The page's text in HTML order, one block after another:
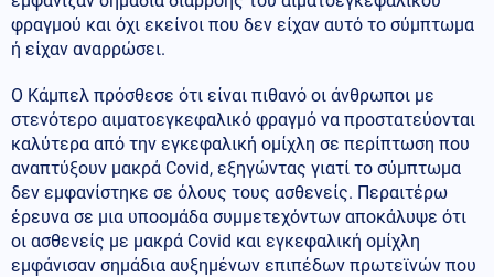
φραγμού και όχι εκείνοι που δεν είχαν αυτό το σύμπτωμα
ή είχαν αναρρώσει.
Ο Κάμπελ πρόσθεσε ότι είναι πιθανό οι άνθρωποι με
στενότερο αιματοεγκεφαλικό φραγμό να προστατεύονται
καλύτερα από την εγκεφαλική ομίχλη σε περίπτωση που
αναπτύξουν μακρά Covid, εξηγώντας γιατί το σύμπτωμα
δεν εμφανίστηκε σε όλους τους ασθενείς. Περαιτέρω
έρευνα σε μια υποομάδα συμμετεχόντων αποκάλυψε ότι
οι ασθενείς με μακρά Covid και εγκεφαλική ομίχλη
εμφάνισαν σημάδια αυξημένων επιπέδων πρωτεϊνών που